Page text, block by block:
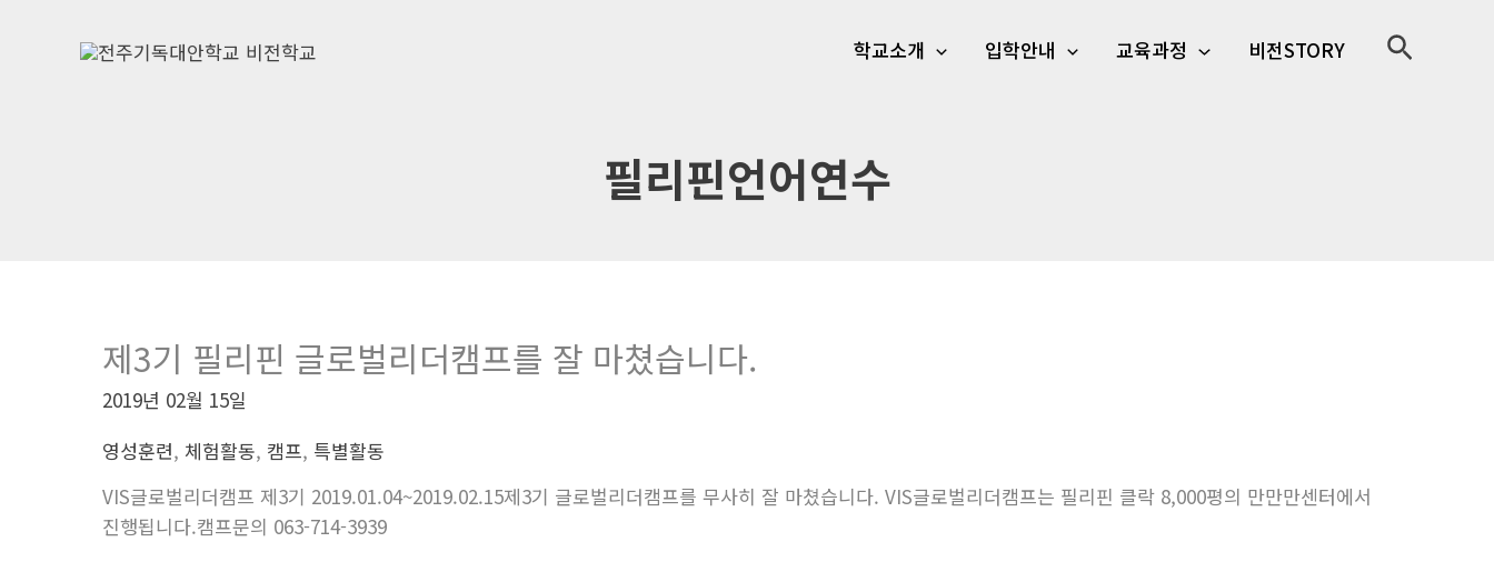
학교소개 입학안내 교육과정 비전STORY
검
필리핀언어연수
제3기 필리핀 글로벌리더캠프를 잘 마쳤습니다.
2019년 02월 15일
영성훈련, 체험활동, 캠프, 특별활동
VIS글로벌리더캠프 제3기 2019.01.04~2019.02.15제3기 글로벌리더캠프를 무사히 잘 마쳤습니다. VIS글로벌리더캠프는 필리핀 클락 8,000평의 만만만센터에서
진행됩니다.캠프문의 063-714-3939